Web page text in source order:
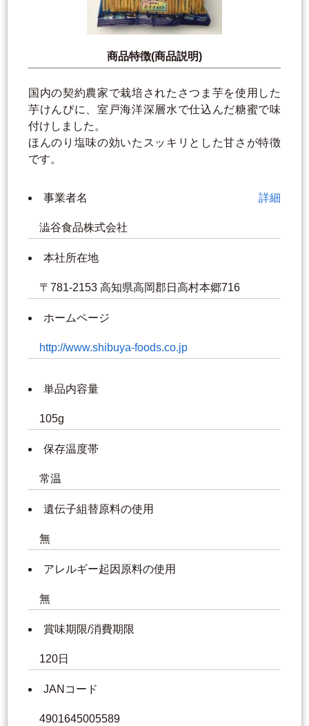
商品特徴(商品説明)
国内の契約農家で栽培されたさつま芋を使用した
芋けんぴに、室戸海洋深層水で仕込んだ糖蜜で味
付けしました。
ほんのり塩味の効いたスッキリとした甘さが特徴
です。
事業者名 詳細
澁谷食品株式会社
本社所在地
〒781-2153 高知県高岡郡日高村本郷716
ホームページ
http://www.shibuya-foods.co.jp
単品内容量
105g
保存温度帯
常温
遺伝子組替原料の使用
無
アレルギー起因原料の使用
無
賞味期限/消費期限
120日
JANコード
4901645005589